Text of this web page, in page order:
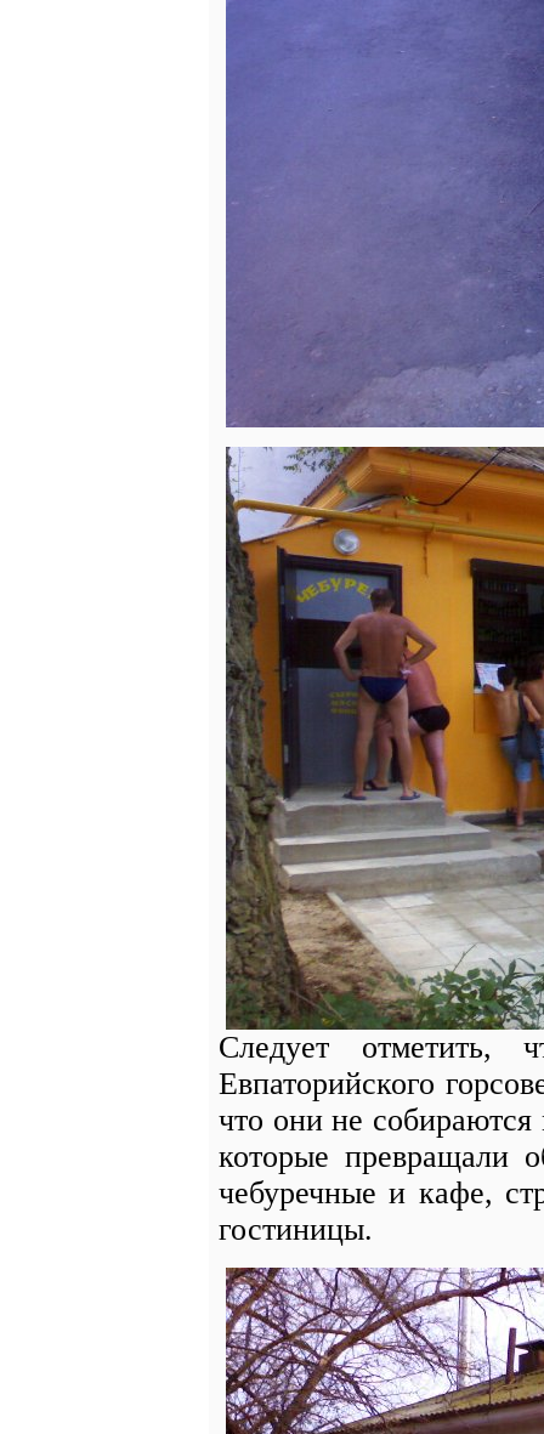
Следует отметить,
Евпаторийского
что они не
которые превращали
чебуречные и кафе,
гостиницы.